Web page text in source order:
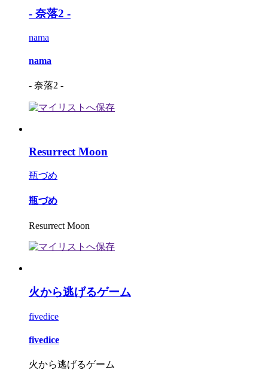
- 奈落2 -
nama
nama
- 奈落2 -
Resurrect Moon
瓶づめ
瓶づめ
Resurrect Moon
火から逃げるゲーム
fivedice
fivedice
火から逃げるゲーム